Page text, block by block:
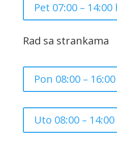
Pet 07:00 – 14:00
Rad sa strankama
Pon 08:00 –
Uto 08:00 – 14:00